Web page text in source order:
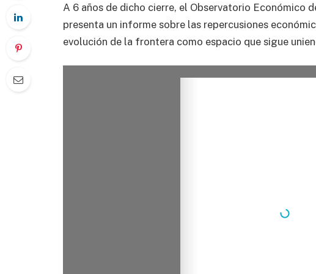
A 6 años de dicho cierre, el Observatorio Económico
presenta un informe sobre las repercusiones
evolución de la frontera como espacio que sigue